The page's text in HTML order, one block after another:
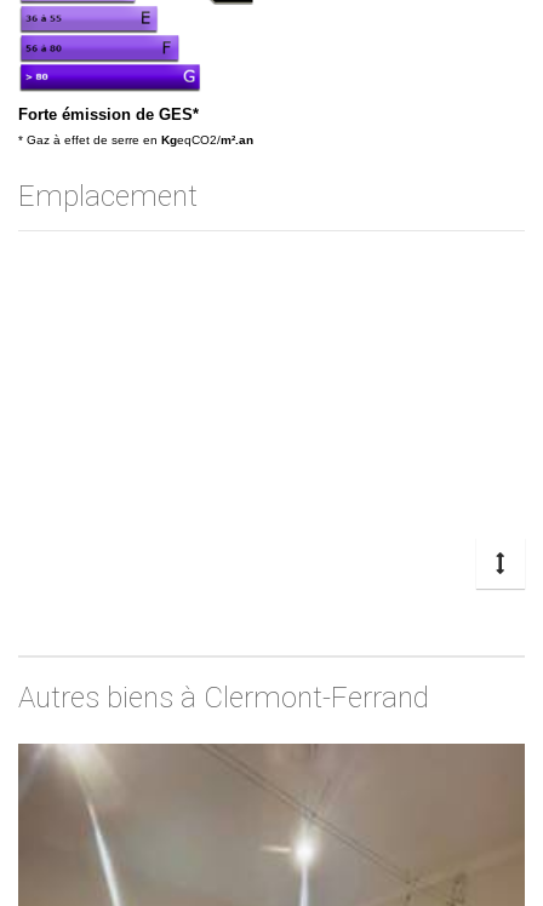
Forte émission de GES*
* Gaz à effet de serre en KgeqCO2/m².an
Emplacement
Autres biens à Clermont-Ferrand